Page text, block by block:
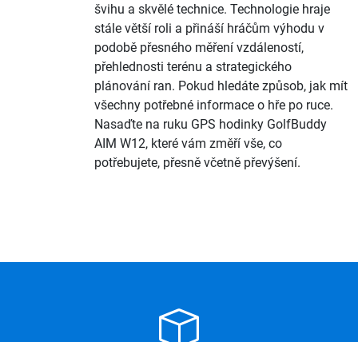
švihu a skvělé technice. Technologie hraje
stále větší roli a přináší hráčům výhodu v
podobě přesného měření vzdáleností,
přehlednosti terénu a strategického
plánování ran. Pokud hledáte způsob, jak mít
všechny potřebné informace o hře po ruce.
Nasaďte na ruku GPS hodinky GolfBuddy
AIM W12, které vám změří vše, co
potřebujete, přesně včetně převýšení.